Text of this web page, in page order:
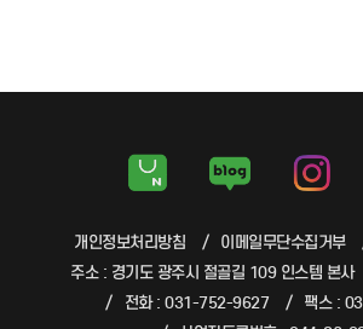
개인정보처리방침 이메일무단수집거부
주소 : 경기도 광주시 절골길 109 인스템 본사
전화 : 031-752-9627
팩스 :